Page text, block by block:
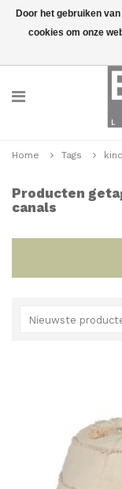
Home Tags
Producten
canals
Nieuwste
Door het gebruiken
cookies om onze